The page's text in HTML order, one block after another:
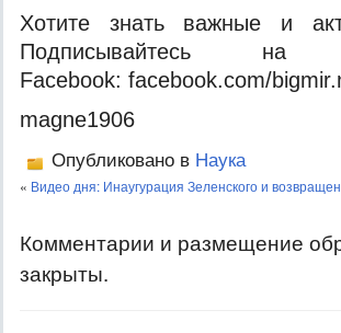
Хотите знать важные и
Подписывайтесь
Facebook: facebook.com/
magne1906
Опубликовано в Наука
« Видео дня: Инаугурация Зеленского и
Комментарии и размещение
закрыты.